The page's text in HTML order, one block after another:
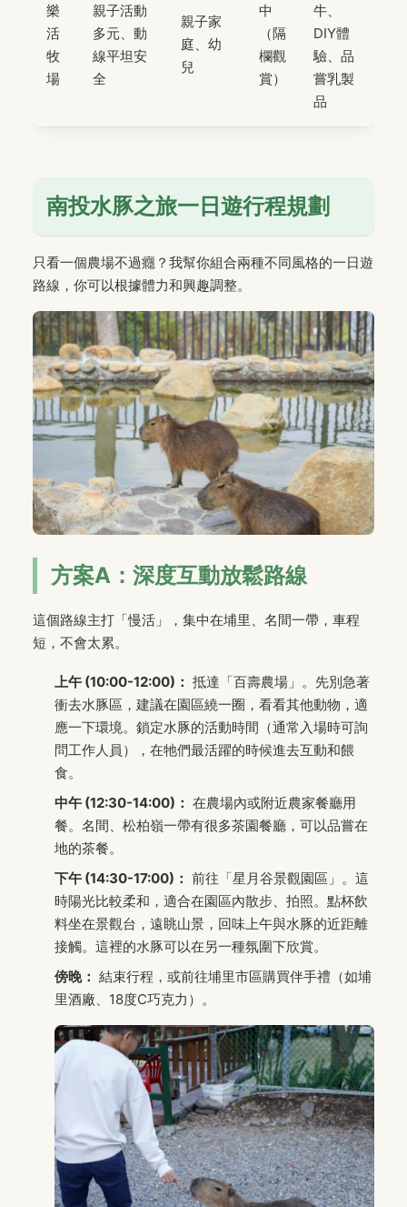
樂
活
牧
場
親子活動
多元、動
線平坦安
全
親子家
庭、幼
兒
中
（隔
欄觀
賞）
牛、
DIY體
驗、品
嘗乳製
品
南投水豚之旅一日遊行程規劃
只看一個農場不過癮？我幫你組合兩種不同風格的一日遊
路線，你可以根據體力和興趣調整。
方案A：深度互動放鬆路線
這個路線主打「慢活」，集中在埔里、名間一帶，車程
短，不會太累。
上午 (10:00-12:00)： 抵達「百壽農場」。先別急著
衝去水豚區，建議在園區繞一圈，看看其他動物，適
應一下環境。鎖定水豚的活動時間（通常入場時可詢
問工作人員），在牠們最活躍的時候進去互動和餵
食。
中午 (12:30-14:00)： 在農場內或附近農家餐廳用
餐。名間、松柏嶺一帶有很多茶園餐廳，可以品嘗在
地的茶餐。
下午 (14:30-17:00)： 前往「星月谷景觀園區」。這
時陽光比較柔和，適合在園區內散步、拍照。點杯飲
料坐在景觀台，遠眺山景，回味上午與水豚的近距離
接觸。這裡的水豚可以在另一種氛圍下欣賞。
傍晚： 結束行程，或前往埔里市區購買伴手禮（如埔
里酒廠、18度C巧克力）。